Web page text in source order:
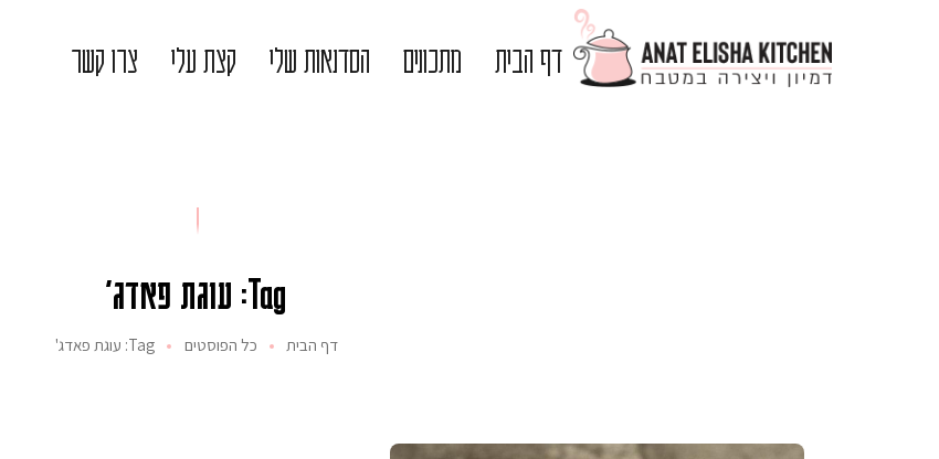
דף הבית מתכונים הסדנאות שלי קצת עלי צרו קשר
Tag: עוגת פאדג'
דף הבית כל הפוסטים Tag: עוגת פאדג'